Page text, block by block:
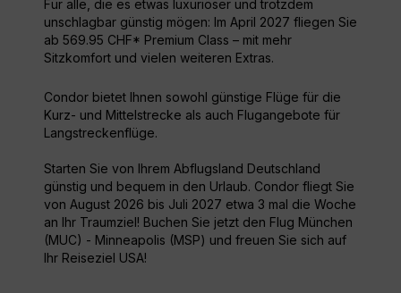
Für alle, die es etwas luxuriöser und trotzdem
unschlagbar günstig mögen: Im April 2027 fliegen Sie
ab 569.95 CHF* Premium Class – mit mehr
Sitzkomfort und vielen weiteren Extras.
Condor bietet Ihnen sowohl günstige Flüge für die
Kurz- und Mittelstrecke als auch Flugangebote für
Langstreckenflüge.
Starten Sie von Ihrem Abflugsland Deutschland
günstig und bequem in den Urlaub. Condor fliegt Sie
von August 2026 bis Juli 2027 etwa 3 mal die Woche
an Ihr Traumziel! Buchen Sie jetzt den Flug München
(MUC) - Minneapolis (MSP) und freuen Sie sich auf
Ihr Reiseziel USA!